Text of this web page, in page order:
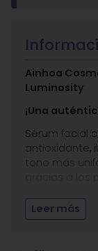
Ainhoa
Luminosity
¡Una
Sérum facial
antioxidante,
tono más
naturales.
Leer más